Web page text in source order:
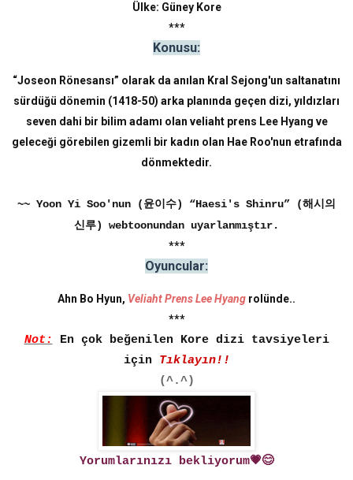
Ülke: Güney Kore
***
Konusu:
“Joseon Rönesansı” olarak da anılan Kral Sejong'un saltanatını
sürdüğü dönemin (1418-50) arka planında geçen dizi, yıldızları
seven dahi bir bilim adamı olan veliaht prens Lee Hyang ve
geleceği görebilen gizemli bir kadın olan Hae Roo'nun etrafında
dönmektedir.
~~ Yoon Yi Soo'nun (윤이수) “Haesi's Shinru” (해시의
신루) webtoonundan uyarlanmıştır.
***
Oyuncular:
Ahn Bo Hyun, Veliaht Prens Lee Hyang rolünde..
***
Not:
En çok beğenilen Kore dizi tavsiyeleri
için
Tıklayın!!
(^.^)
Yorumlarınızı bekliyorum💗😊